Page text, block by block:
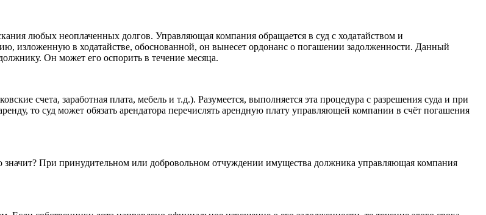
любых неоплаченных долгов. Управляющая компания обращается в суд с ходатайством и
изложенную в ходатайстве, обоснованной, он вынесет ордонанс о погашении задолженности. Данный
Он может его оспорить в течение месяца.
счета, заработная плата, мебель и т.д.). Разумеется, выполняется эта процедура с разрешения суда и при
то суд может обязать арендатора перечислять арендную плату управляющей компании в счёт погашения
При принудительном или добровольном отчуждении имущества должника управляющая компания